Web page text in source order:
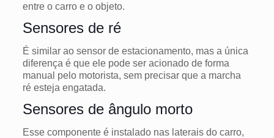
entre o carro e o objeto.
Sensores de ré
É similar ao sensor de estacionamento, mas a única
diferença é que ele pode ser acionado de forma
manual pelo motorista, sem precisar que a marcha
ré esteja engatada.
Sensores de ângulo morto
Esse componente é instalado nas laterais do carro,